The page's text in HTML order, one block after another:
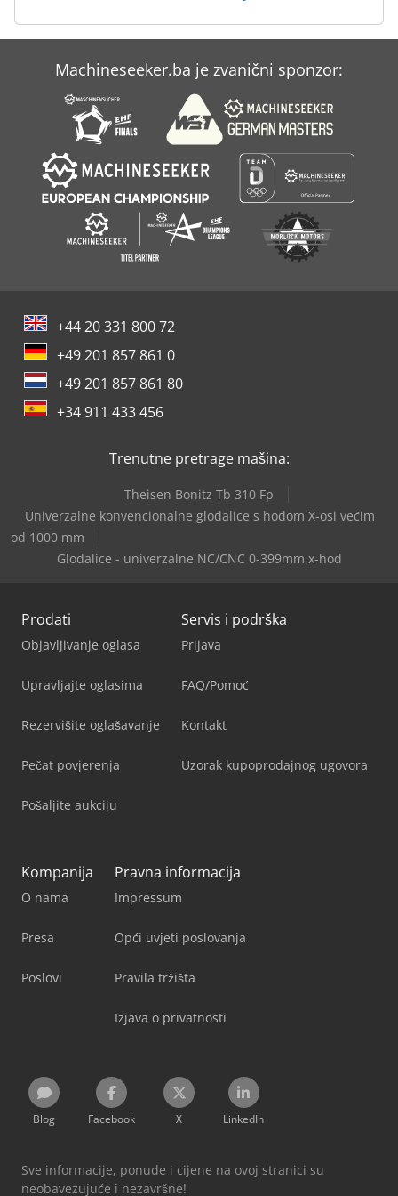
Tps 330
V E P Strojevi Gmbh
Machineseeker.ba je zvanični sponzor:
+44 20 331 800 72
+49 201 857 861 0
+49 201 857 861 80
+34 911 433 456
Trenutne pretrage mašina:
Theisen Bonitz Tb 310 Fp
Univerzalne konvencionalne glodalice s hodom X-osi većim
od 1000 mm
Glodalice - univerzalne NC/CNC 0-399mm x-hod
Prodati
Objavljivanje oglasa
Upravljajte oglasima
Rezervišite oglašavanje
Pečat povjerenja
Pošaljite aukciju
Servis i podrška
Prijava
FAQ/Pomoć
Kontakt
Uzorak kupoprodajnog ugovora
Kompanija
O nama
Presa
Poslovi
Pravna informacija
Impressum
Opći uvjeti poslovanja
Pravila tržišta
Izjava o privatnosti
Blog Facebook X LinkedIn
Sve informacije, ponude i cijene na ovoj stranici su
neobavezujuće i nezavršne!